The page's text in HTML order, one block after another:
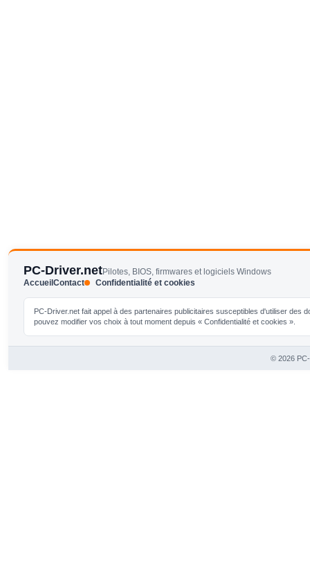
PC-Driver.netPilotes, BIOS, firmwares et logiciels Windows
AccueilContact Confidentialité et cookies
PC-Driver.net fait appel à des partenaires publicitaires susceptibles d'utiliser
pouvez modifier vos choix à tout moment depuis « Confidentialité et cookies ».
© 2026